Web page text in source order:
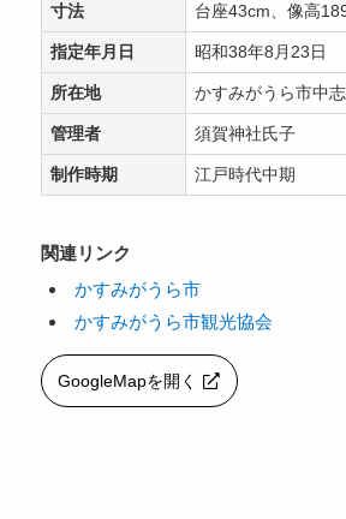
寸法 台座43cm、像高
指定年月日 昭和38年8月23日
所在地 かすみがうら市中
管理者 須賀神社氏子
制作時期 江戸時代中期
関連リンク
かすみがうら市
かすみがうら市観光協会
GoogleMapを開く